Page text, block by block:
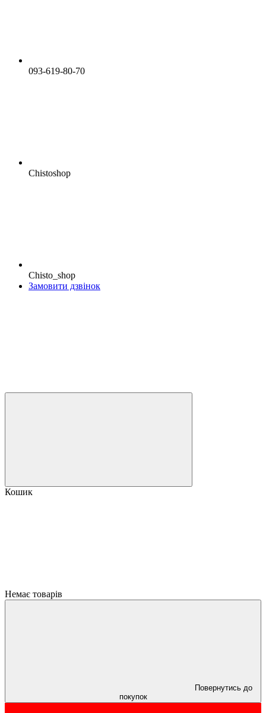
093-619-80-70
Chistoshop
Chisto_shop
Замовити дзвінок
Кошик
Немає товарів
Повернутись до
покупок